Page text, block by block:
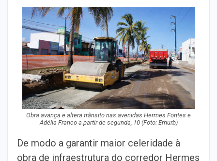
Obra avança e altera trânsito nas avenidas Hermes Fontes e
Adélia Franco a partir de segunda, 10 (Foto: Emurb)
De modo a garantir maior celeridade à
obra de infraestrutura do corredor Hermes